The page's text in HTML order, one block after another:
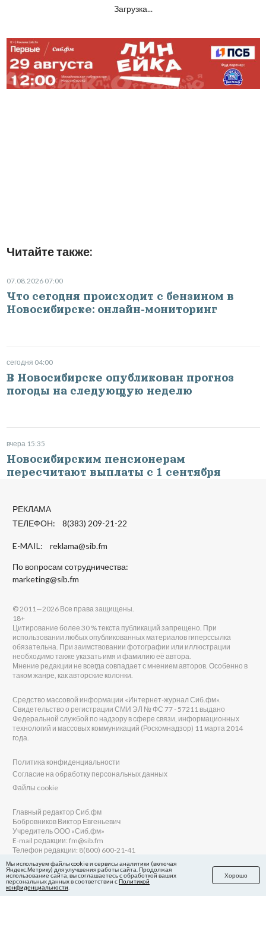
Загрузка...
Читайте также:
07.08.2026 07:00
Что сегодня происходит с бензином в
Новосибирске: онлайн-мониторинг
сегодня 04:00
В Новосибирске опубликован прогноз
погоды на следующую неделю
вчера 15:35
Новосибирским пенсионерам
пересчитают выплаты с 1 сентября
РЕКЛАМА
ТЕЛЕФОН: 8(383) 209-21-22
E-MAIL: reklama@sib.fm
По вопросам сотрудничества:
marketing@sib.fm
© 2011—2026 Все права защищены.
18+
Цитирование более 30 % текста публикаций запрещено. При
использовании любых опубликованных материалов гиперссылка
обязательна. При заимствовании фотографии или иллюстрации
необходимо также указать имя и фамилию её автора.
Мнение редакции не всегда совпадает с мнением авторов. Особенно в
таком жанре, как авторские колонки.
Средство массовой информации «Интернет-журнал Сиб.фм».
Свидетельство о регистрации СМИ ЭЛ № ФС 77 - 57211 выдано
Федеральной службой по надзору в сфере связи, информационных
технологий и массовых коммуникаций (Роскомнадзор) 11 марта 2014
года.
Политика конфиденциальности
Согласие на обработку персональных данных
Файлы cookie
Главный редактор Сиб.фм
Бобровников Виктор Евгеньевич
Учредитель ООО «Сиб.фм»
E-mail редакции: fm@sib.fm
Телефон редакции: 8(800) 600-21-41
Сайт разработан и поддерживается Технодзен
Мы используем файлы cookie и сервисы аналитики (включая
Яндекс.Метрику) для улучшения работы сайта. Продолжая
использование сайта, вы соглашаетесь с обработкой ваших
персональных данных в соответствии сПолитикой
конфиденциальности
Хорошо